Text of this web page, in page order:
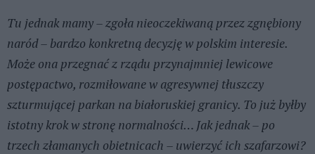
Tu jednak mamy – zgoła nieoczekiwaną przez zgnębiony
naród – bardzo konkretną decyzję w polskim interesie.
Może ona przegnać z rządu przynajmniej lewicowe
postępactwo, rozmiłowane w agresywnej tłuszczy
szturmującej parkan na białoruskiej granicy. To już byłby
istotny krok w stronę normalności… Jak jednak – po
trzech złamanych obietnicach – uwierzyć ich szafarzowi?